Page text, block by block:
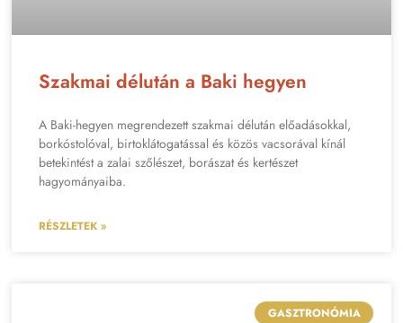
Szakmai délután a Baki hegyen
A Baki-hegyen megrendezett szakmai délután előadásokkal,
borkóstolóval, birtoklátogatással és közös vacsorával kínál
betekintést a zalai szőlészet, borászat és kertészet
hagyományaiba.
RÉSZLETEK »
GASZTRONÓMIA